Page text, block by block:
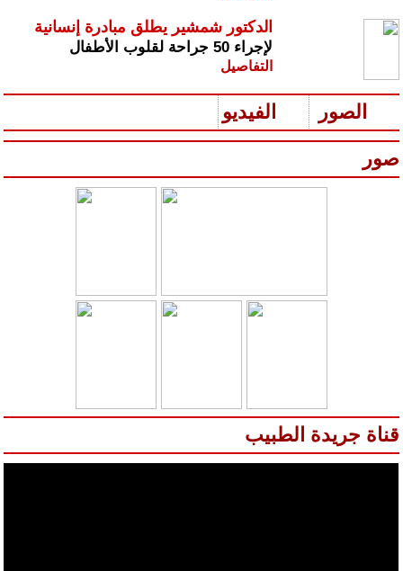
الدكتور شمشير يطلق مبادرة إنسانية
لإجراء 50 جراحة لقلوب الأطفال
التفاصيل
الصور الفيديو
صور
قناة جريدة الطبيب